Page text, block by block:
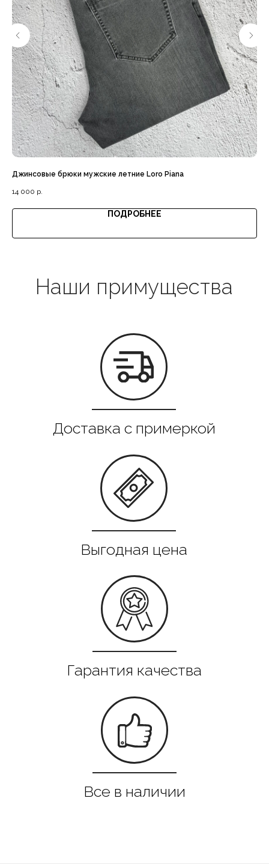
Джинсовые брюки мужские летние Loro Piana
14 000 р.
ПОДРОБНЕЕ
Доставка с примеркой
Выгодная цена
Все в наличии